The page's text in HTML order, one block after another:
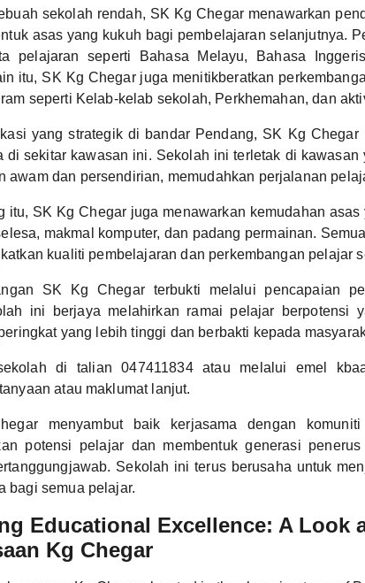
sekolah rendah, SK Kg Chegar menawarkan
asas yang kukuh bagi pembelajaran selanjutnya.
pelajaran seperti Bahasa Melayu, Bahasa
itu, SK Kg Chegar juga menitikberatkan
seperti Kelab-kelab sekolah, Perkhemahan, dan
yang strategik di bandar Pendang, SK Kg Chegar
di sekitar kawasan ini. Sekolah ini terletak di kawasan
awam dan persendirian, memudahkan perjalanan
itu, SK Kg Chegar juga menawarkan kemudahan
makmal komputer, dan padang permainan.
kualiti pembelajaran dan perkembangan pelajar
SK Kg Chegar terbukti melalui pencapaian
ini berjaya melahirkan ramai pelajar berpotensi
yang lebih tinggi dan berbakti kepada
di talian 047411834 atau melalui emel
atau maklumat lanjut.
menyambut baik kerjasama dengan
potensi pelajar dan membentuk generasi
Sekolah ini terus berusaha untuk
bagi semua pelajar.
Educational Excellence: A Look
Kg Chegar